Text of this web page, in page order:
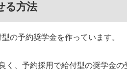
る方法
の予約奨学金を作っています。
く、予約採用で給付型の奨学金